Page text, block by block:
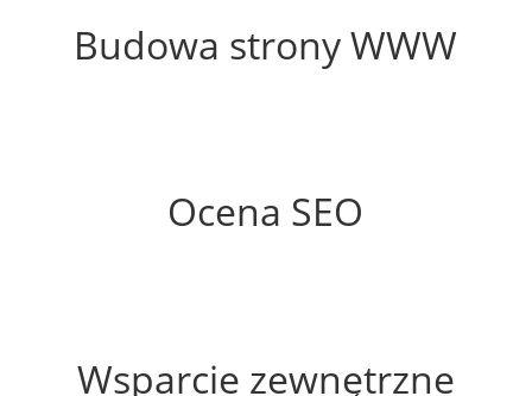
Budowa strony WWW
Ocena SEO
Wsparcie zewnętrzne